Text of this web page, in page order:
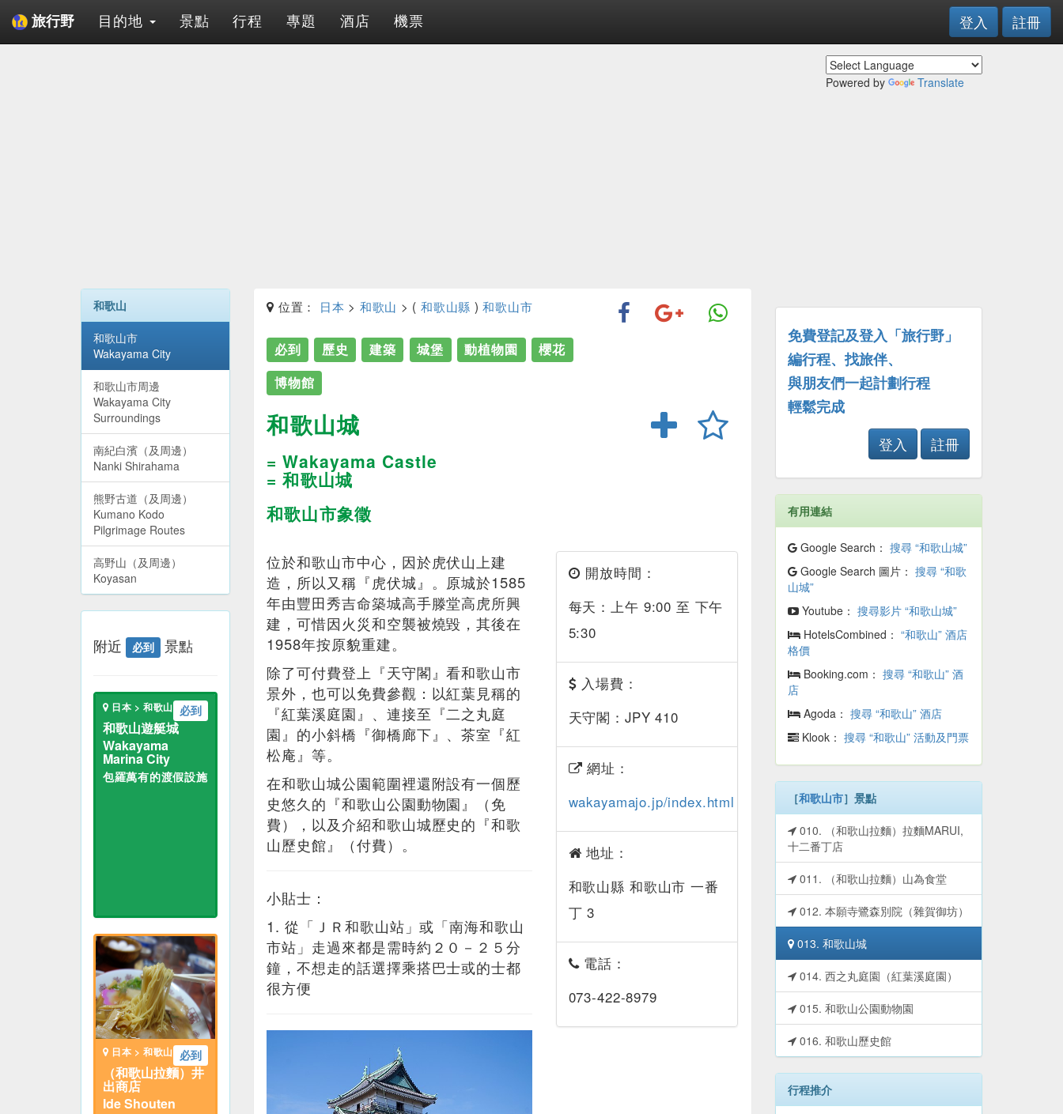
旅行野 目的地 景點 行程 專題 酒店 機票 登入 註冊
Powered by Translate
和歌山
和歌山市
Wakayama City
和歌山市周邊
Wakayama City
Surroundings
南紀白濱（及周邊）
Nanki Shirahama
熊野古道（及周邊）
Kumano Kodo
Pilgrimage Routes
高野山（及周邊）
Koyasan
附近 必到 景點
必到
日本 > 和歌山
和歌山遊艇城
Wakayama
Marina City
包羅萬有的渡假設施
必到
日本 > 和歌山
（和歌山拉麵）井
出商店
Ide Shouten
位置： 日本 > 和歌山 > (和歌山縣 )和歌山市
必到 歷史 建築 城堡 動植物園
櫻花
博物館
和歌山城
= Wakayama Castle
= 和歌山城
和歌山市象徵
位於和歌山市中心，因於虎伏山上建
造，所以又稱『虎伏城』。原城於1585
年由豐田秀吉命築城高手滕堂高虎所興
建，可惜因火災和空襲被燒毀，其後在
1958年按原貌重建。
除了可付費登上『天守閣』看和歌山市
景外，也可以免費參觀：以紅葉見稱的
『紅葉溪庭園』、連接至『二之丸庭
園』的小斜橋『御橋廊下』、茶室『紅
松庵』等。
在和歌山城公園範圍裡還附設有一個歷
史悠久的『和歌山公園動物園』（免
費），以及介紹和歌山城歷史的『和歌
山歷史館』（付費）。
小貼士：
1. 從「ＪＲ和歌山站」或「南海和歌山
市站」走過來都是需時約２０－２５分
鐘，不想走的話選擇乘搭巴士或的士都
很方便
開放時間：
每天：上午 9:00 至 下午
5:30
入場費：
天守閣：JPY 410
網址：
wakayamajo.jp/index.html
地址：
和歌山縣 和歌山市 一番
丁 3
電話：
073-422-8979
免費登記及登入「旅行野」
編行程、找旅伴、
與朋友們一起計劃行程
輕鬆完成
登入
註冊
有用連結
Google Search： 搜尋 “和歌山城”
Google Search 圖片： 搜尋 “和歌
山城”
Youtube： 搜尋影片 “和歌山城”
HotelsCombined： “和歌山” 酒店
格價
Booking.com： 搜尋 “和歌山” 酒
店
Agoda： 搜尋 “和歌山” 酒店
Klook： 搜尋 “和歌山” 活動及門票
［和歌山市］景點
010. （和歌山拉麵）拉麵MARUI,
十二番丁店
011. （和歌山拉麵）山為食堂
012. 本願寺鷺森別院（雜賀御坊）
013. 和歌山城
014. 西之丸庭園（紅葉溪庭園）
015. 和歌山公園動物園
016. 和歌山歷史館
行程推介